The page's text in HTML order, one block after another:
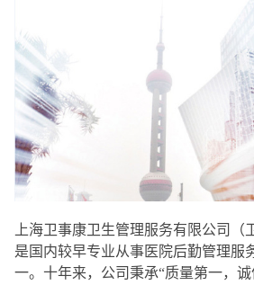
上海卫事康卫生管理服务有限公司（
是国内较早专业从事医院后勤管理服
一。十年来，公司秉承“质量第一，